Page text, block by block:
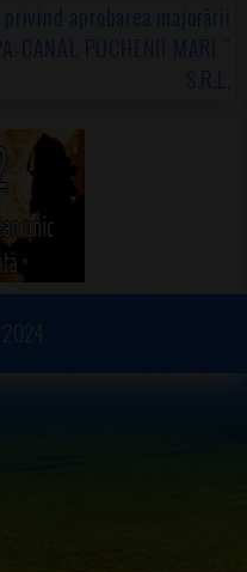
aprobarea majorării
CANAL PUCHENII MARI "
S.R.L.